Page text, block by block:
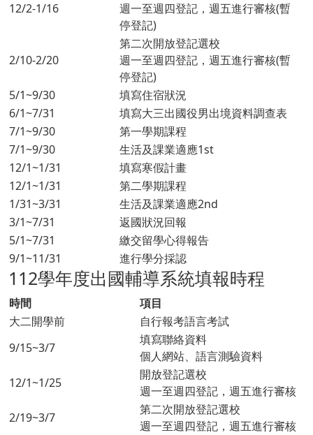
12/2-1/16
週一至週四登記，週五進行審核(暫
停登記)
2/10-2/20
第二次開放登記選校
週一至週四登記，週五進行審核(暫
停登記)
5/1~9/30
填寫住宿狀況
6/1~7/31
填寫大三出國役男出境資料調查表
7/1~9/30
第一學期課程
7/1~9/30
生活及課業適應1st
12/1~1/31
填寫寒假計畫
12/1~1/31
第二學期課程
1/31~3/31
生活及課業適應2nd
3/1~7/31
返國狀況回報
5/1~7/31
繳交留學心得報告
9/1~11/31
進行學分採認
112學年度出國輔導系統填報時程
時間
項目
大二開學前
自行報考語言考試
9/15~3/7
填寫聯絡資料
個人網站、語言測驗資料
12/1~1/25
開放登記選校
週一至週四登記，週五進行審核
2/19~3/7
第二次開放登記選校
週一至週四登記，週五進行審核